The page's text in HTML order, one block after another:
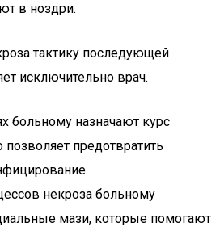
в ноздри.
тактику последующей
исключительно врач.
больному назначают курс
позволяет предотвратить
некроза больному
мази, которые помогают